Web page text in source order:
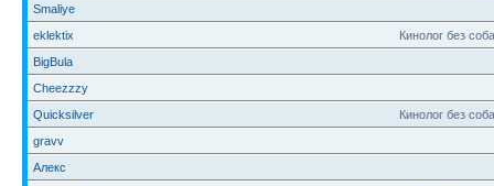
Smaliye
Кинолог без
eklektix
BigBula
Cheezzzy
Кинолог без
Quicksilver
gravv
Алекс